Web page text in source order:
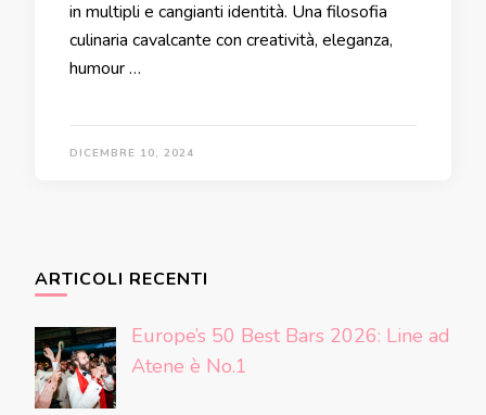
in multipli e cangianti identità. Una filosofia
culinaria cavalcante con creatività, eleganza,
humour …
DICEMBRE 10, 2024
ARTICOLI RECENTI
Europe’s 50 Best Bars 2026: Line ad
Atene è No.1